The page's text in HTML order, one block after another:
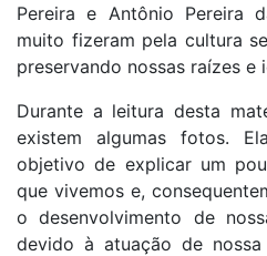
Pereira e Antônio Pereira
muito fizeram pela cultura
preservando nossas raízes e
Durante a leitura desta
existem algumas fotos.
objetivo de explicar um
que vivemos e,
o desenvolvimento de
devido à atuação de nossa